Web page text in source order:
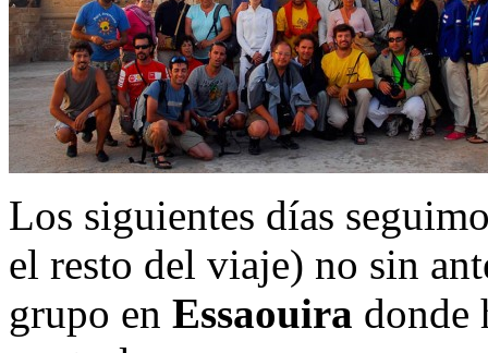
Los siguientes días
el resto del viaje) no sin
grupo en Essaouira donde